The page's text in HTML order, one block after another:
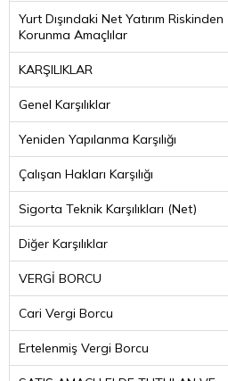
Yurt Dışındaki Net Yatırım Riskinden
Korunma Amaçlılar
KARŞILIKLAR
Genel Karşılıklar
Yeniden Yapılanma Karşılığı
Çalışan Hakları Karşılığı
Sigorta Teknik Karşılıkları (Net)
Diğer Karşılıklar
VERGİ BORCU
Cari Vergi Borcu
Ertelenmiş Vergi Borcu